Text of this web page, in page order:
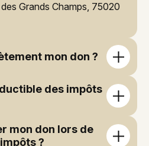
Grands Champs, 75020
mon don ?
des écoles :
d’enseignants,
matériel pédagogique et
Les comptes sont audités
par des experts-
des impôts
les dons ouvrent droit à
le revenu de 66 % du
mon don lors de
?